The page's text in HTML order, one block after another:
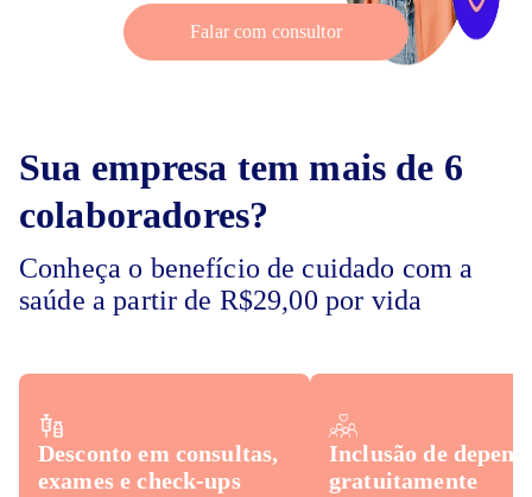
Falar com consultor
Sua empresa tem mais de 6
colaboradores?
Conheça o benefício de cuidado com a
saúde a partir de R$29,00 por vida
Desconto em consultas,
exames e check-ups
Inclusão de
gratuitamente